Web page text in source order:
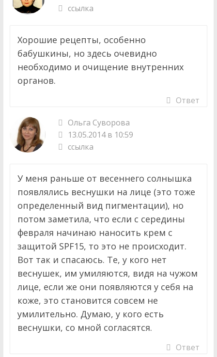
ссылка
Хорошие рецепты, особенно
бабушкины, но здесь очевидно
необходимо и очищение внутренних
органов.
Ответ
Ольга Суворова
13.05.2014 в 10:59
ссылка
У меня раньше от весеннего солнышка
появлялись веснушки на лице (это тоже
определенный вид пигментации), но
потом заметила, что если с середины
февраля начинаю наносить крем с
защитой SPF15, то это не происходит.
Вот так и спасаюсь. Те, у кого нет
веснушек, им умиляются, видя на чужом
лице, если же они появляются у себя на
коже, это становится совсем не
умилительно. Думаю, у кого есть
веснушки, со мной согласятся.
Ответ